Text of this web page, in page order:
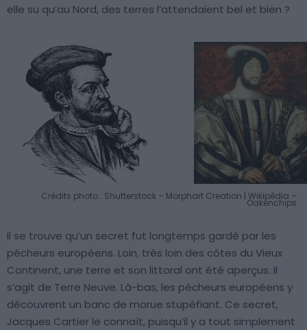
elle su qu’au Nord, des terres l’attendaient bel et bien ?
Crédits photo : Shutterstock – Morphart Creation | Wikipédia –
Oakenchips
Il se trouve qu’un secret fut longtemps gardé par les
pêcheurs européens. Loin, très loin des côtes du Vieux
Continent, une terre et son littoral ont été aperçus. Il
s’agit de Terre Neuve. Là-bas, les pêcheurs européens y
découvrent un banc de morue stupéfiant. Ce secret,
Jacques Cartier le connaît, puisqu’il y a tout simplement